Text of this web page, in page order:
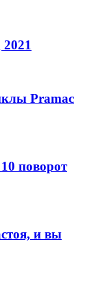
Pramac
поворот
и вы